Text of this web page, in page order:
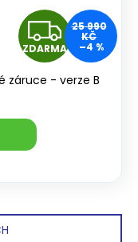
Z
D
ZDARMA
25 990
KČ
–4 %
záruce - verze B